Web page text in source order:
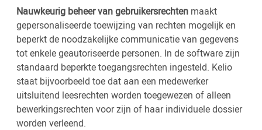
Nauwkeurig beheer van gebruikersrechten maakt
gepersonaliseerde toewijzing van rechten mogelijk en
beperkt de noodzakelijke communicatie van gegevens
tot enkele geautoriseerde personen. In de software zijn
standaard beperkte toegangsrechten ingesteld. Kelio
staat bijvoorbeeld toe dat aan een medewerker
uitsluitend leesrechten worden toegewezen of alleen
bewerkingsrechten voor zijn of haar individuele dossier
worden verleend.